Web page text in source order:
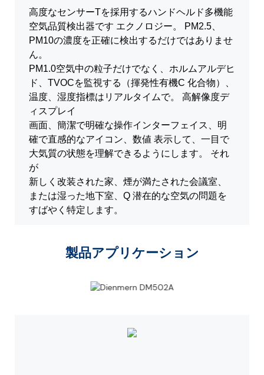
高度なセンサーTを採用するハンドヘルド多機能
空気品質検出器です エクノロジー。 PM2.5、
PM10の濃度を正確に検出するだけではありませ
ん。
PM1.0空気中の粒子だけでなく、ホルムアルデヒ
ド、TVOCを監視する（揮発性有機C 化合物）、
温度、湿度指標はリアルタイムで。 高解像度デ
ィスプレイ
画面、簡潔で明確な操作インターフェイス、明
確で直感的なアイコン、数値 表示して、一目で
大気質の状態を理解できるようにします。 それ
が
新しく改装された家、煙が満たされた会議室、
または湿った地下室、Q 潜在的な空気の問題を
すばやく特定します。
製品アプリケーション